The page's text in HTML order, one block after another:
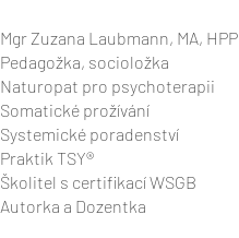
Mgr Zuzana Laubmann, MA, HPP
Pedagožka, socioložka
Naturopat pro psychoterapii
Somatické prožívání
Systemické poradenství
Praktik TSY®
Školitel s certifikací WSGB
Autorka a Dozentka